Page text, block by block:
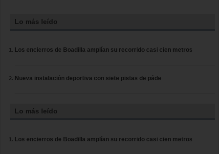
Lo más leído
Los encierros de Boadilla amplían su recorrido casi cien metros
Nueva instalación deportiva con siete pistas de páde
Lo más leído
Los encierros de Boadilla amplían su recorrido casi cien metros